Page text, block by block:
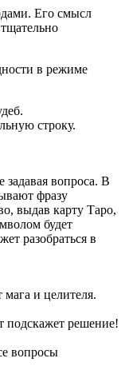
Его смысл
в режиме
строку.
задавая вопроса. В
фразу
выдав карту Таро,
будет
разобраться в
и целителя.
подскажет решение!
вопросы